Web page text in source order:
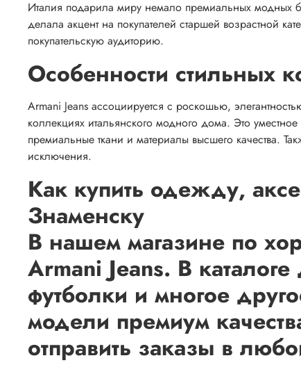
Италия подарила миру немало премиальных модных
делала акцент на покупателей старшей возрастной
покупательскую аудиторию.
Особенности стильных
Armani Jeans ассоциируется с роскошью,
коллекциях итальянского модного дома. Это
премиальные ткани и материалы высшего качества.
исключения.
Как купить одежду,
Знаменску
В нашем магазине по
Armani Jeans. В
футболки и многое
модели премиум
отправить заказы в